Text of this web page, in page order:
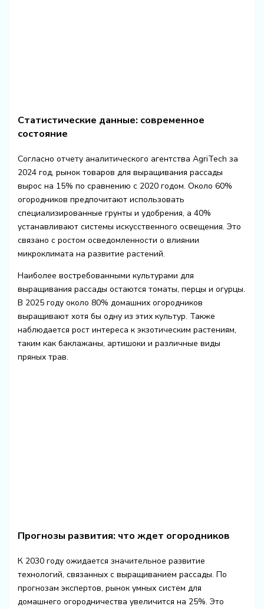
Статистические данные: современное
состояние
Согласно отчету аналитического агентства AgriTech за
2024 год, рынок товаров для выращивания рассады
вырос на 15% по сравнению с 2020 годом. Около 60%
огородников предпочитают использовать
специализированные грунты и удобрения, а 40%
устанавливают системы искусственного освещения. Это
связано с ростом осведомленности о влиянии
микроклимата на развитие растений.
Наиболее востребованными культурами для
выращивания рассады остаются томаты, перцы и огурцы.
В 2025 году около 80% домашних огородников
выращивают хотя бы одну из этих культур. Также
наблюдается рост интереса к экзотическим растениям,
таким как баклажаны, артишоки и различные виды
пряных трав.
Прогнозы развития: что ждет огородников
К 2030 году ожидается значительное развитие
технологий, связанных с выращиванием рассады. По
прогнозам экспертов, рынок умных систем для
домашнего огородничества увеличится на 25%. Это